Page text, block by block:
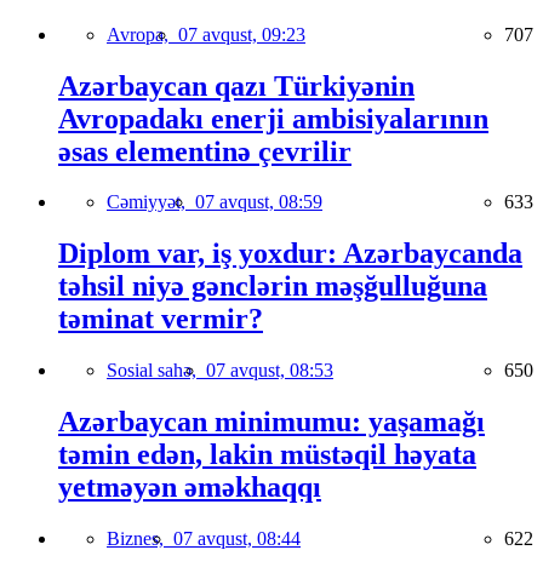
Avropa, 07 avqust, 09:23 707
Azərbaycan qazı Türkiyənin
Avropadakı enerji ambisiyalarının
əsas elementinə çevrilir
Cəmiyyət, 07 avqust, 08:59 633
Diplom var, iş yoxdur: Azərbaycanda
təhsil niyə gənclərin məşğulluğuna
təminat vermir?
Sosial sahə, 07 avqust, 08:53 650
Azərbaycan minimumu: yaşamağı
təmin edən, lakin müstəqil həyata
yetməyən əməkhaqqı
Biznes, 07 avqust, 08:44 622